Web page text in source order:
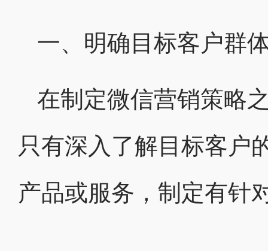
一、明确目标客户群
在制定微信营销策略
只有深入了解目标客户
产品或服务，制定有针